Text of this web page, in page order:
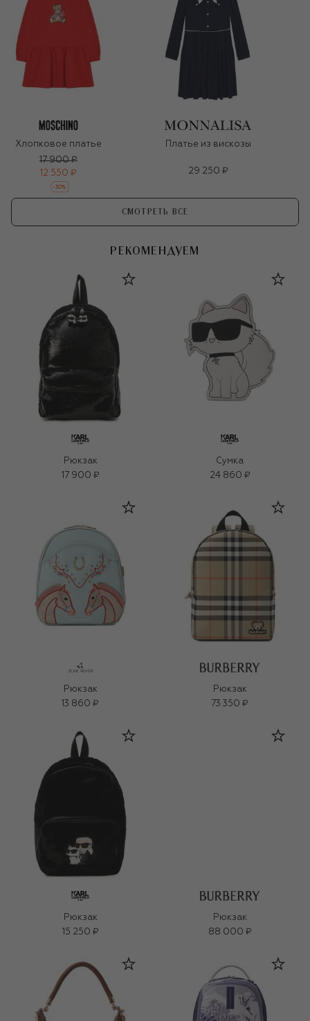
Хлопковое платье
17 900 ₽
12 550 ₽
-30%
Платье из вискозы
29 250 ₽
СМОТРЕТЬ ВСЕ
РЕКОМЕНДУЕМ
Рюкзак
17 900 ₽
Сумка
24 860 ₽
Рюкзак
13 860 ₽
Рюкзак
73 350 ₽
Рюкзак
15 250 ₽
Рюкзак
88 000 ₽